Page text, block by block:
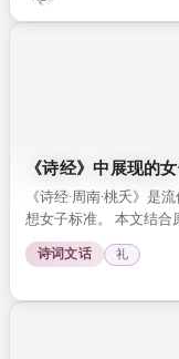
《诗经》中展现的
《诗经·周南·桃夭》是
想女子标准。 本文结合
夭》中提到的女子四德
要求。
诗词文话 礼